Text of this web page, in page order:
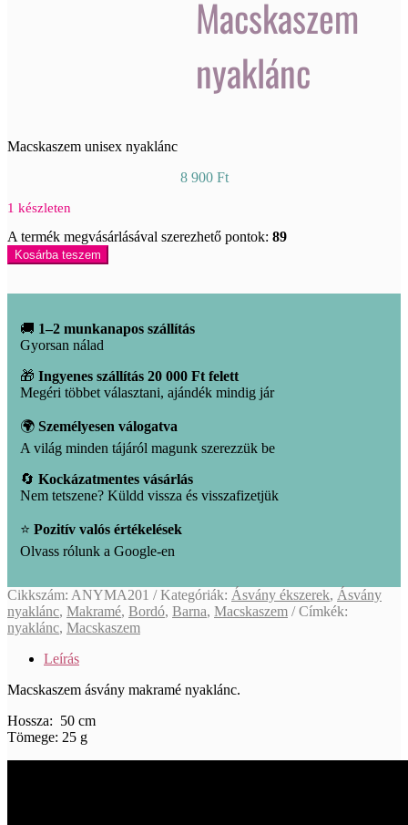
Macskaszem
nyaklánc
Macskaszem unisex nyaklánc
8 900 Ft
1 készleten
A termék megvásárlásával szerezhető pontok: 89
Macskaszem
nyaklánc
Kosárba teszem
🚚 1–2 munkanapos szállítás
Gyorsan nálad
🎁 Ingyenes szállítás 20 000 Ft felett
Megéri többet választani, ajándék mindig jár
🌍 Személyesen válogatva
A világ minden tájáról magunk szerezzük be
🔄 Kockázatmentes vásárlás
Nem tetszene? Küldd vissza és visszafizetjük
⭐ Pozitív valós értékelések
Olvass rólunk a Google-en
Cikkszám: ANYMA201 Kategóriák: Ásvány ékszerek, Ásvány
nyaklánc, Makramé, Bordó, Barna, Macskaszem
Címkék:
nyaklánc, Macskaszem
Leírás
Macskaszem ásvány makramé nyaklánc.
Hossza: 50 cm
Tömege: 25 g